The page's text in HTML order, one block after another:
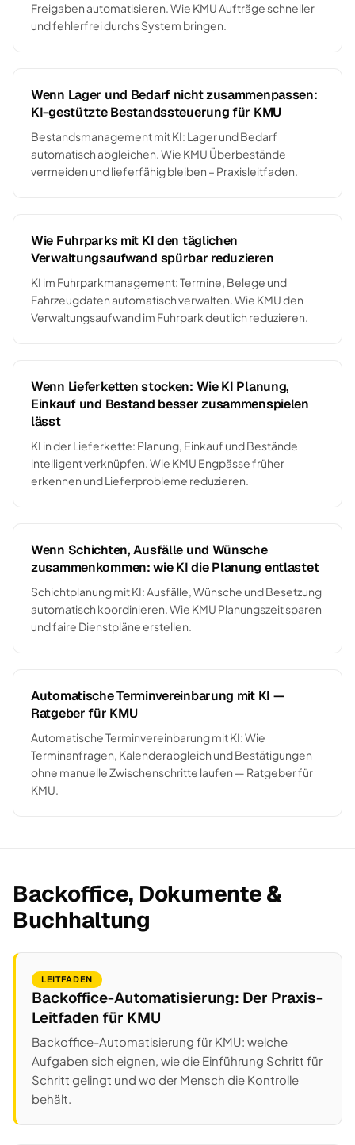
Freigaben automatisieren. Wie KMU Aufträge schneller
und fehlerfrei durchs System bringen.
Wenn Lager und Bedarf nicht zusammenpassen:
KI-gestützte Bestandssteuerung für KMU
Bestandsmanagement mit KI: Lager und Bedarf
automatisch abgleichen. Wie KMU Überbestände
vermeiden und lieferfähig bleiben – Praxisleitfaden.
Wie Fuhrparks mit KI den täglichen
Verwaltungsaufwand spürbar reduzieren
KI im Fuhrparkmanagement: Termine, Belege und
Fahrzeugdaten automatisch verwalten. Wie KMU den
Verwaltungsaufwand im Fuhrpark deutlich reduzieren.
Wenn Lieferketten stocken: Wie KI Planung,
Einkauf und Bestand besser zusammenspielen
lässt
KI in der Lieferkette: Planung, Einkauf und Bestände
intelligent verknüpfen. Wie KMU Engpässe früher
erkennen und Lieferprobleme reduzieren.
Wenn Schichten, Ausfälle und Wünsche
zusammenkommen: wie KI die Planung entlastet
Schichtplanung mit KI: Ausfälle, Wünsche und Besetzung
automatisch koordinieren. Wie KMU Planungszeit sparen
und faire Dienstpläne erstellen.
Automatische Terminvereinbarung mit KI —
Ratgeber für KMU
Automatische Terminvereinbarung mit KI: Wie
Terminanfragen, Kalenderabgleich und Bestätigungen
ohne manuelle Zwischenschritte laufen — Ratgeber für
KMU.
Backoffice, Dokumente &
Buchhaltung
LEITFADEN
Backoffice-Automatisierung: Der Praxis-
Leitfaden für KMU
Backoffice-Automatisierung für KMU: welche
Aufgaben sich eignen, wie die Einführung Schritt für
Schritt gelingt und wo der Mensch die Kontrolle
behält.